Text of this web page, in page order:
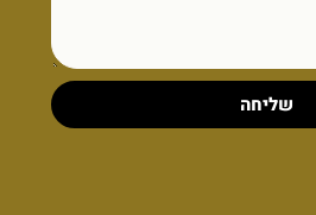
שליחה